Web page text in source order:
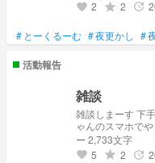
favorite 2 grade 2 update
# とーくるーむ #夜更かし #
活動報告
雑談
雑談しまーす 下
ゃんのスマホで
ー 2,733文字
favorite 5 grade 2 update